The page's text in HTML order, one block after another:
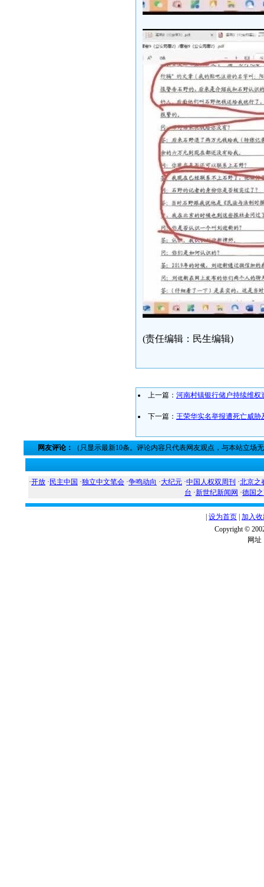
(责任编辑：民生编辑)
上一篇： 河南村镇银行储户持续维权
下一篇： 王荣华实名举报遭死亡威胁
网友评论： （只显示最新10条。评论内容只代表网友观点，与本站立场
·开放 · 民主中国 ·独立中文笔会 ·争鸣动向 ·大纪元 ·中国人权双周刊 ·北京之
台 ·新世纪新闻网 ·德国
设为首页 加入
Copyright ©
网址